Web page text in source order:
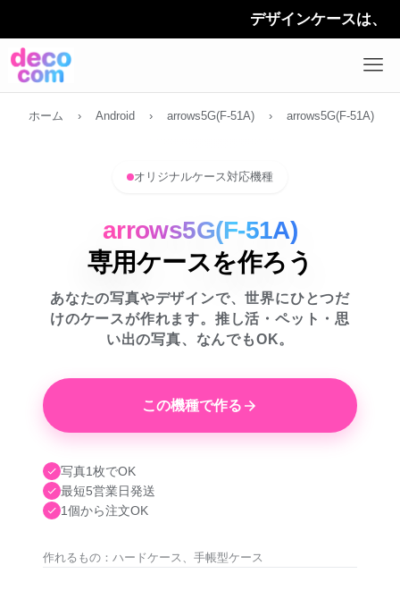
デザインケースは、 「デコ
ホーム › Android › arrows5G(F-51A) › arrows5G(F-51A)
オリジナルケース対応機種
arrows5G(F-51A)
専用ケースを作ろう
あなたの写真やデザインで、世界にひとつだ
けのケースが作れます。推し活・ペット・思
い出の写真、なんでもOK。
この機種で作る
写真1枚でOK
最短5営業日発送
1個から注文OK
作れるもの：ハードケース、手帳型ケース